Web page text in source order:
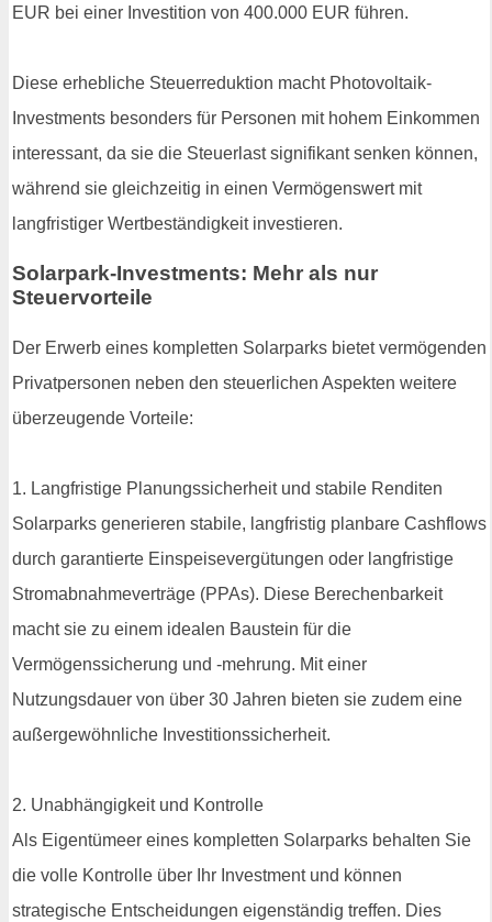
EUR bei einer Investition von 400.000 EUR führen.
Diese erhebliche Steuerreduktion macht Photovoltaik-
Investments besonders für Personen mit hohem Einkommen
interessant, da sie die Steuerlast signifikant senken können,
während sie gleichzeitig in einen Vermögenswert mit
langfristiger Wertbeständigkeit investieren.
Solarpark-Investments: Mehr als nur
Steuervorteile
Der Erwerb eines kompletten Solarparks bietet vermögenden
Privatpersonen neben den steuerlichen Aspekten weitere
überzeugende Vorteile:
1. Langfristige Planungssicherheit und stabile Renditen
Solarparks generieren stabile, langfristig planbare Cashflows
durch garantierte Einspeisevergütungen oder langfristige
Stromabnahmeverträge (PPAs). Diese Berechenbarkeit
macht sie zu einem idealen Baustein für die
Vermögenssicherung und -mehrung. Mit einer
Nutzungsdauer von über 30 Jahren bieten sie zudem eine
außergewöhnliche Investitionssicherheit.
2. Unabhängigkeit und Kontrolle
Als Eigentümeer eines kompletten Solarparks behalten Sie
die volle Kontrolle über Ihr Investment und können
strategische Entscheidungen eigenständig treffen. Dies